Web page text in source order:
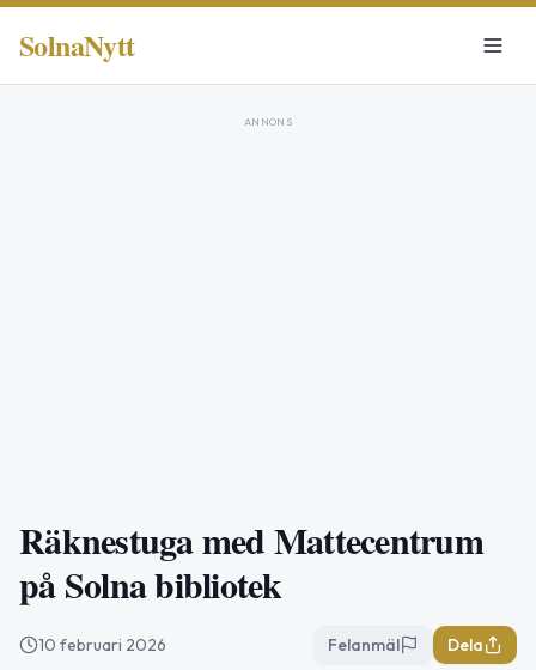
SolnaNytt
ANNONS
Räknestuga med Mattecentrum
på Solna bibliotek
10 februari 2026 Felanmäl Dela